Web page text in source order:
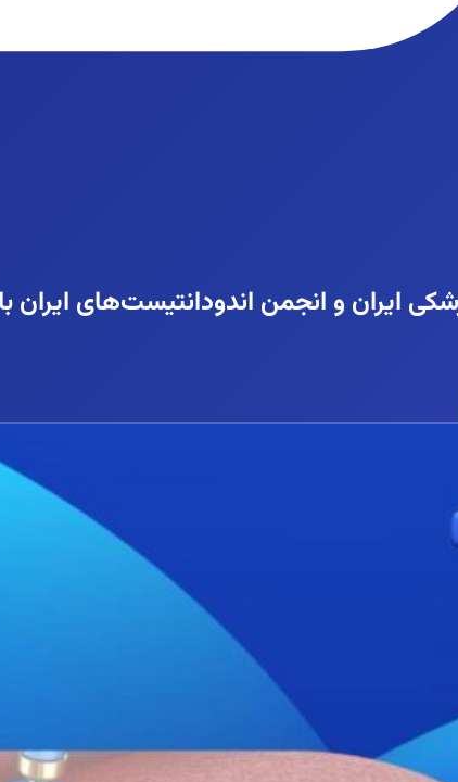
ایران و انجمن اندودانتیست‌های ایران